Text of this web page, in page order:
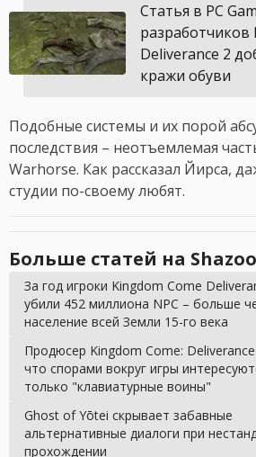
Статья в PC
разработчиков
Deliverance 2
кражи обуви
Подобные системы и их порой
последствия – неотъемлемая
Warhorse. Как рассказал Йирса,
студии по-своему любят.
Больше статей на Shazoo
За год игроки Kingdom Come
убили 452 миллиона NPC – больше
население всей Земли 15-го века
Продюсер Kingdom Come:
что спорами вокруг игры
только "клавиатурные воины"
Ghost of Yōtei скрывает забавные
альтернативные диалоги при
прохождении